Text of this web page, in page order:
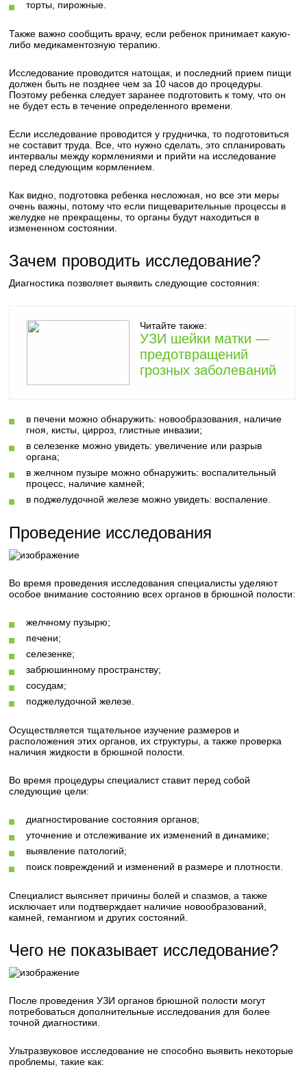
торты, пирожные.
Также важно сообщить врачу, если ребенок принимает какую-
либо медикаментозную терапию.
Исследование проводится натощак, и последний прием пищи
должен быть не позднее чем за 10 часов до процедуры.
Поэтому ребенка следует заранее подготовить к тому, что он
не будет есть в течение определенного времени.
Если исследование проводится у грудничка, то подготовиться
не составит труда. Все, что нужно сделать, это спланировать
интервалы между кормлениями и прийти на исследование
перед следующим кормлением.
Как видно, подготовка ребенка несложная, но все эти меры
очень важны, потому что если пищеварительные процессы в
желудке не прекращены, то органы будут находиться в
измененном состоянии.
Зачем проводить исследование?
Диагностика позволяет выявить следующие состояния:
Читайте также:
УЗИ шейки матки —
предотвращений
грозных заболеваний
в печени можно обнаружить: новообразования, наличие
гноя, кисты, цирроз, глистные инвазии;
в селезенке можно увидеть: увеличение или разрыв
органа;
в желчном пузыре можно обнаружить: воспалительный
процесс, наличие камней;
в поджелудочной железе можно увидеть: воспаление.
Проведение исследования
Во время проведения исследования специалисты уделяют
особое внимание состоянию всех органов в брюшной полости:
желчному пузырю;
печени;
селезенке;
забрюшинному пространству;
сосудам;
поджелудочной железе.
Осуществляется тщательное изучение размеров и
расположения этих органов, их структуры, а также проверка
наличия жидкости в брюшной полости.
Во время процедуры специалист ставит перед собой
следующие цели:
диагностирование состояния органов;
уточнение и отслеживание их изменений в динамике;
выявление патологий;
поиск повреждений и изменений в размере и плотности.
Специалист выясняет причины болей и спазмов, а также
исключает или подтверждает наличие новообразований,
камней, гемангиом и других состояний.
Чего не показывает исследование?
После проведения УЗИ органов брюшной полости могут
потребоваться дополнительные исследования для более
точной диагностики.
Ультразвуковое исследование не способно выявить некоторые
проблемы, такие как: